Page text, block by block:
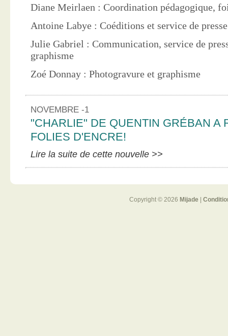
Diane Meirlaen : Coordination pédagogique,
Antoine Labye : Coéditions et service de
Julie Gabriel : Communication, service de
graphisme
Zoé Donnay : Photogravure et graphisme
NOVEMBRE -1
"CHARLIE" DE QUENTIN GRÉBAN A
FOLIES D'ENCRE!
Lire la suite de cette nouvelle >>
Copyright © 2026 Mijade|